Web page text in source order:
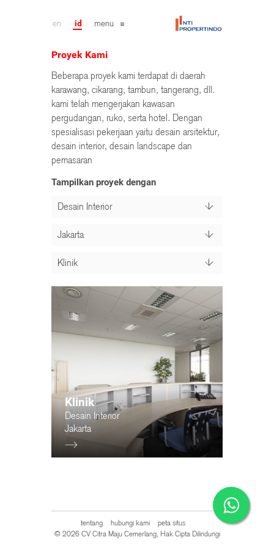
en id menu
Proyek Kami
Beberapa proyek kami terdapat di daerah
karawang, cikarang, tambun, tangerang, dll.
kami telah mengerjakan kawasan
pergudangan, ruko, serta hotel. Dengan
spesialisasi pekerjaan yaitu desain arsitektur,
desain interior, desain landscape dan
pemasaran
Tampilkan proyek dengan
Desain Interior
Jakarta
Klinik
Klinik
Desain Interior
Jakarta
© 2026 CV Citra Maju Cemerlang, Hak Cipta Dilindungi
tentang hubungi kami peta situs